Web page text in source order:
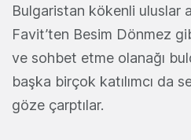
Bulgaristan kökenli uluslar
Favit’ten Besim Dönmez
ve sohbet etme olanağı
başka birçok katılımcı da
göze çarptılar.